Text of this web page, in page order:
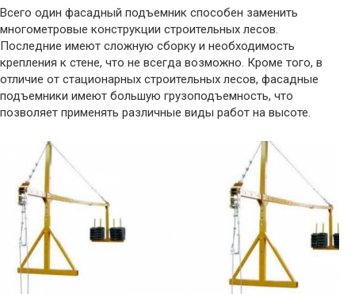
Всего один фасадный подъемник способен заменить
многометровые конструкции строительных лесов.
Последние имеют сложную сборку и необходимость
крепления к стене, что не всегда возможно. Кроме того, в
отличие от стационарных строительных лесов, фасадные
подъемники имеют большую грузоподъемность, что
позволяет применять различные виды работ на высоте.